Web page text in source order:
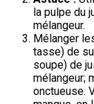
la pulpe du
mélangeur.
Mélanger
tasse) de
soupe) de
mélangeur;
onctueuse.